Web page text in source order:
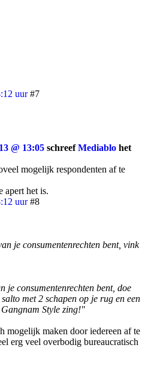
uur #7
@ 13:05 schreefMediablo het
mogelijk respondenten af te
apert het is.
uur #8
je consumentenrechten bent, vink
je consumentenrechten bent, doe
met 2 schapen op je rug en een
Style zing!"
mogelijk maken door iedereen af te
erg veel overbodig bureaucratisch